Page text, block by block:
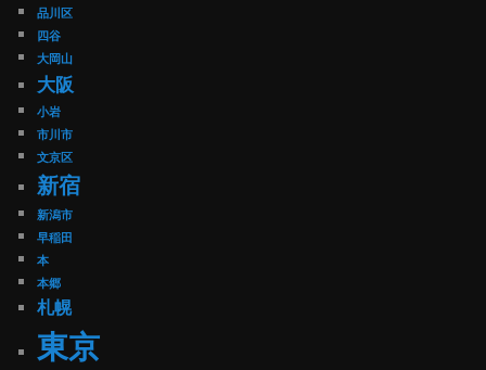
品川区
四谷
大岡山
大阪
小岩
市川市
文京区
新宿
新潟市
早稲田
本
本郷
札幌
東京